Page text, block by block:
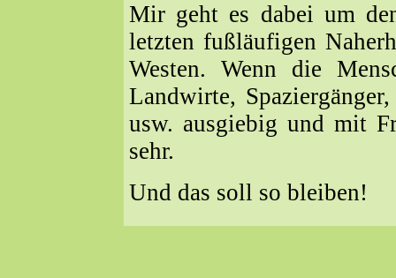
Mir geht es dabei um
letzten fußläufigen
Westen. Wenn die
Landwirte,
usw. ausgiebig und mit
sehr.
Und das soll so bleiben!